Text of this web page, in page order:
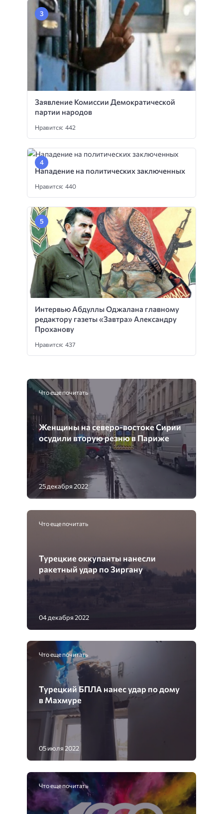
Заявление Комиссии Демократической
партии народов
Нравится: 442
Нападение на политических заключенных
Нравится: 440
Интервью Абдуллы Оджалана главному
редактору газеты «Завтра» Александру
Проханову
Нравится: 437
Что еще почитать
Женщины на северо-востоке Сирии
осудили вторую резню в Париже
25 декабря 2022
Что еще почитать
Турецкие оккупанты нанесли
ракетный удар по Зиргану
04 декабря 2022
Что еще почитать
Турецкий БПЛА нанес удар по дому
в Махмуре
05 июля 2022
Что еще почитать